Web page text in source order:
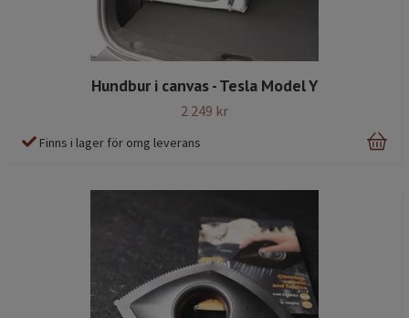
Hundbur i canvas - Tesla Model Y
2 249 kr
Finns i lager för omg leverans